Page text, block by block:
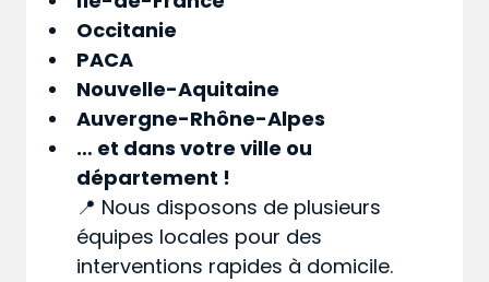
Occitanie
PACA
Nouvelle-Aquitaine
Auvergne-Rhône-Alpes
… et dans votreville ou
département !
📍 Nous disposons de plusieurs
équipes locales pour des
interventions rapides à domicile.